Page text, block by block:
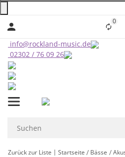
Close 0
info@rockland-music.de
02302 / 76 09 26
Zurück zur Liste Startseite Bässe